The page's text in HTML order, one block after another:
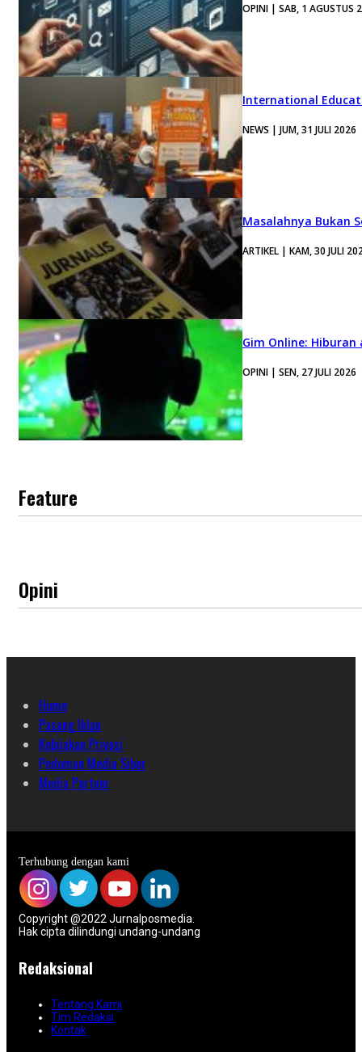
OPINI | SAB, 1 AGUSTUS
International
NEWS | JUM, 31 JULI 2026
Masalahnya Bukan
ARTIKEL | KAM, 30 JULI
Gim Online:
OPINI | SEN, 27 JULI 2026
Feature
Opini
Home
Pasang Iklan
Kebijakan Privasi
Pedoman Media Siber
Media Partner
Terhubung dengan kami
Copyright @2022 Jurnalposmedia.
Hak cipta dilindungi undang-undang
Redaksional
Tentang Kami
Tim Redaksi
Kontak